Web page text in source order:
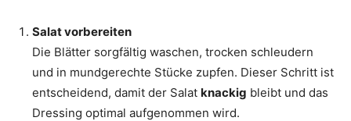
Salat vorbereiten
Die Blätter sorgfältig waschen, trocken schleudern
und in mundgerechte Stücke zupfen. Dieser Schritt ist
entscheidend, damit der Salat knackig bleibt und das
Dressing optimal aufgenommen wird.